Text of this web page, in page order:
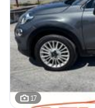
17